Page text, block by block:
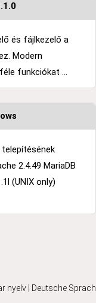
és fájlkezelő a
Modern
funkciókat ...
telepítésének
2.4.49 MariaDB
(UNIX only)
nyelv Deutsche